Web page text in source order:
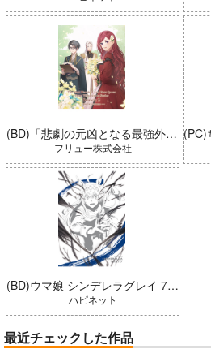
(BD)「悲劇の元凶となる最強外道ラスボス女王は民の為に尽くします。 Season2」BD-BOX 上巻
フリュー株式会社
(BD)ウマ娘 シンデレラグレイ 7 豪華版 (とらのあな限定版)
ハピネット
最近チェックした作品